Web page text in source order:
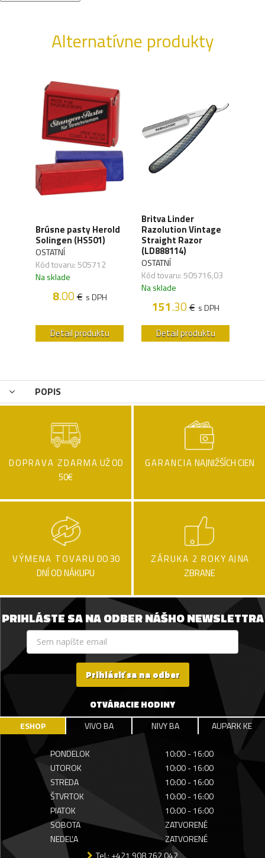
Alternatívne produkty
Brúsne pasty Herold
Solingen (HS501)
OSTATNÍ
Kód tovaru: 505712
Na sklade
8.00€ s DPH
Detail produktu
Britva Linder
Razolution Vintage
Straight Razor
(LD888114)
OSTATNÍ
Kód tovaru: 505716,03
Na sklade
151.30€ s DPH
Detail produktu
POPIS
DOPRAVA ZDARMA UŽ OD
50€
GARANCIA NAJNIŽŠÍCH CIEN
VÝMENA TOVARU DO 30
DNÍ OD NÁKUPU
ZÁRUKA 2 ROKY AJ NA
ZBRANE
PRIHLÁSTE SA NA ODBER NÁŠHO NEWSLETTRA
Prihlásiť sa na odber
OTVÁRACIE HODINY
ESHOP VIVO BA NIVY BA AUPARK KE
PONDELOK
10:00 - 16:00
UTOROK
10:00 - 16:00
STREDA
10:00 - 16:00
ŠTVRTOK
10:00 - 16:00
PIATOK
10:00 - 16:00
SOBOTA
ZATVORENÉ
NEDEĽA
ZATVORENÉ